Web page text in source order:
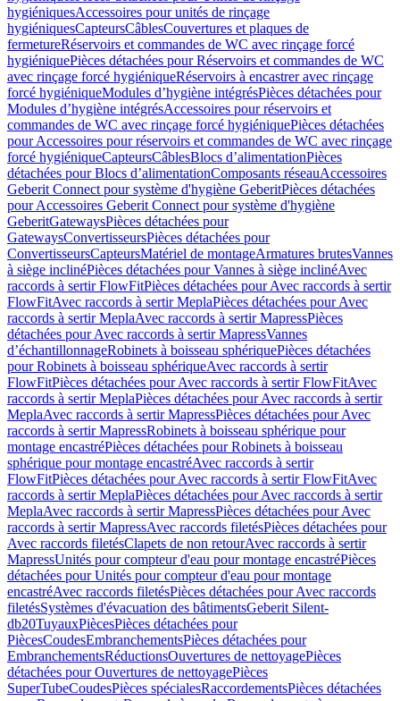
hygiéniquesAccessoires pour unités de rinçage
hygiéniquesCapteursCâblesCouvertures et plaques de
fermetureRéservoirs et commandes de WC avec rinçage forcé
hygiéniquePièces détachées pour Réservoirs et commandes de WC
avec rinçage forcé hygiéniqueRéservoirs à encastrer avec rinçage
forcé hygiéniqueModules d’hygiène intégrésPièces détachées pour
Modules d’hygiène intégrésAccessoires pour réservoirs et
commandes de WC avec rinçage forcé hygiéniquePièces détachées
pour Accessoires pour réservoirs et commandes de WC avec rinçage
forcé hygiéniqueCapteursCâblesBlocs d’alimentationPièces
détachées pour Blocs d’alimentationComposants réseauAccessoires
Geberit Connect pour système d'hygiène GeberitPièces détachées
pour Accessoires Geberit Connect pour système d'hygiène
GeberitGatewaysPièces détachées pour
GatewaysConvertisseursPièces détachées pour
ConvertisseursCapteursMatériel de montageArmatures brutesVannes
à siège inclinéPièces détachées pour Vannes à siège inclinéAvec
raccords à sertir FlowFitPièces détachées pour Avec raccords à sertir
FlowFitAvec raccords à sertir MeplaPièces détachées pour Avec
raccords à sertir MeplaAvec raccords à sertir MapressPièces
détachées pour Avec raccords à sertir MapressVannes
d’échantillonnageRobinets à boisseau sphériquePièces détachées
pour Robinets à boisseau sphériqueAvec raccords à sertir
FlowFitPièces détachées pour Avec raccords à sertir FlowFitAvec
raccords à sertir MeplaPièces détachées pour Avec raccords à sertir
MeplaAvec raccords à sertir MapressPièces détachées pour Avec
raccords à sertir MapressRobinets à boisseau sphérique pour
montage encastréPièces détachées pour Robinets à boisseau
sphérique pour montage encastréAvec raccords à sertir
FlowFitPièces détachées pour Avec raccords à sertir FlowFitAvec
raccords à sertir MeplaPièces détachées pour Avec raccords à sertir
MeplaAvec raccords à sertir MapressPièces détachées pour Avec
raccords à sertir MapressAvec raccords filetésPièces détachées pour
Avec raccords filetésClapets de non retourAvec raccords à sertir
MapressUnités pour compteur d'eau pour montage encastréPièces
détachées pour Unités pour compteur d'eau pour montage
encastréAvec raccords filetésPièces détachées pour Avec raccords
filetésSystèmes d'évacuation des bâtimentsGeberit Silent-
db20TuyauxPiècesPièces détachées pour
PiècesCoudesEmbranchementsPièces détachées pour
EmbranchementsRéductionsOuvertures de nettoyagePièces
détachées pour Ouvertures de nettoyagePièces
SuperTubeCoudesPièces spécialesRaccordementsPièces détachées